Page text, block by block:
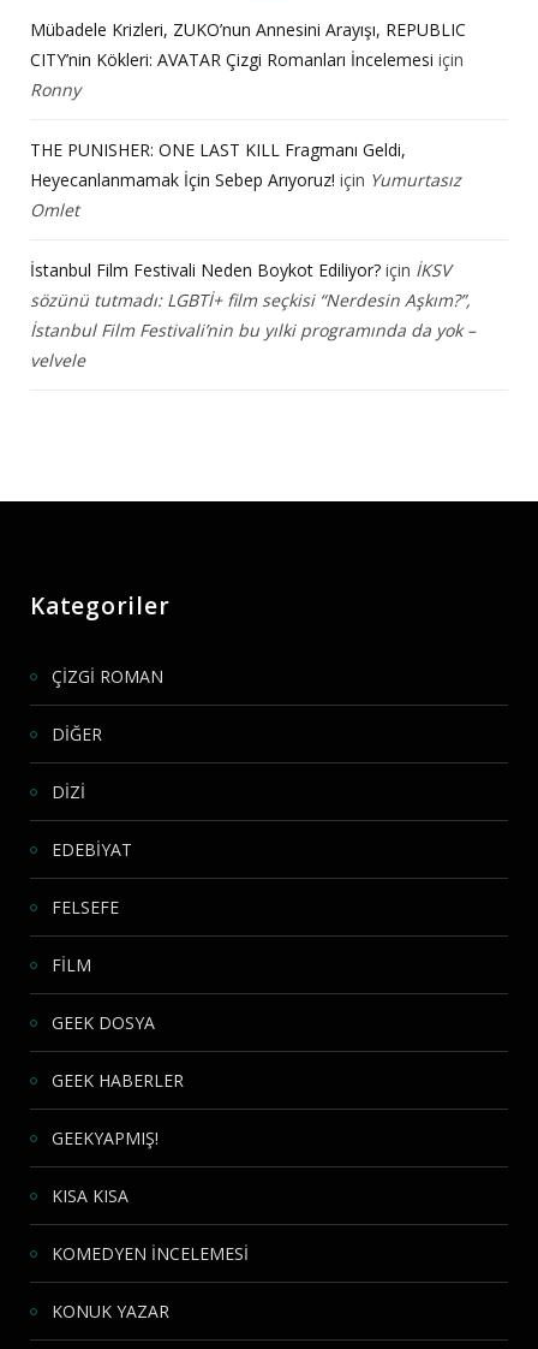
Mübadele Krizleri, ZUKO’nun Annesini Arayışı, REPUBLIC
CITY’nin Kökleri: AVATAR Çizgi Romanları İncelemesi için
Ronny
THE PUNISHER: ONE LAST KILL Fragmanı Geldi,
Heyecanlanmamak İçin Sebep Arıyoruz! için Yumurtasız
Omlet
İstanbul Film Festivali Neden Boykot Ediliyor? için İKSV
sözünü tutmadı: LGBTİ+ film seçkisi “Nerdesin Aşkım?”,
İstanbul Film Festivali’nin bu yılki programında da yok –
velvele
Kategoriler
ÇİZGİ ROMAN
DİĞER
DİZİ
EDEBİYAT
FELSEFE
FİLM
GEEK DOSYA
GEEK HABERLER
GEEKYAPMIŞ!
KISA KISA
KOMEDYEN İNCELEMESİ
KONUK YAZAR